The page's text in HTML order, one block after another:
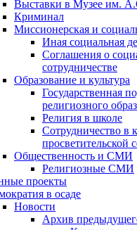
Выставки в Музее им.
Криминал
Миссионерская и
Иная социальная
Соглашения о
сотрудничестве
Образование и культура
Государственная
религиозного
Религия в школе
Сотрудничество в
просветительской
Общественность и СМИ
Религиозные СМИ
проекты
в осаде
Новости
Архив